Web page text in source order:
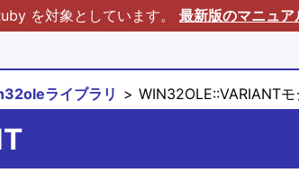
を対象としています。 最新版のマニュア
ライブラリ WIN32OLE::VARIANT